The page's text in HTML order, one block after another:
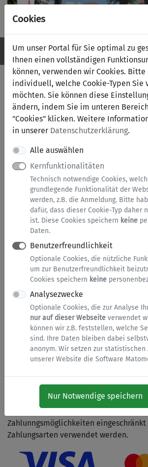
Cookies
Um unser Portal für Sie optimal zu
Ihnen einen vollständigen
können, verwenden wir Cookies.
individuell, welche Cookie-Typen Sie
möchten. Sie können diese
ändern, indem Sie im unteren
"Cookies" klicken. Weitere
in unserer Datenschutzerklärung.
Alle auswählen
Kernfunktionalitäten
Technisch notwendige Cookies,
grundlegende Funktionalität der
werden, z.B. die Anmeldung. Bitte
dafür, dass dieser Cookie-Typ daher
ist. Diese Cookies speichern keine
Daten.
Benutzerfreundlichkeit
Optionale Cookies, die nützliche
um zur Benutzerfreundlichkeit
Cookies speichern keine
Analysezwecke
Optionale Cookies, die zur Analyse
nur auf dieser Webseite verwendet
können wir z.B. feststellen, welche
sind. Ihre Daten bleiben dabei
anonym. Wir setzen zur statistischen
unserer Website die Software
Nur Notwendige speichern
Navigation ein-/ausblenden
Menü
Service-Portal Kreis
Herzlich willkommen auf der
Portals vom Kreis Soest
Im Service-Portal des Kreises Soest
Anträge und Anfragen bei der
einreichen.
Zur Serviceübersicht nach
Zur Serviceübersicht A bis Z
TOP 5 Onlinedienste des Kreises Soest
Login
Bezahlung
Bei der Abwicklung von einigen
Bezahlung der Gebühr oder der
erforderlich. Ohne Zahlung können
übermittelt werden. Diese
an dem € - Symbol. Als Zahlungsarten
den meisten Onlinediesten PayPalund
Zahlunngsmöglichkeiten
Zahlungsarten verwendet werden.